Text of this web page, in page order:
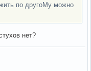
по другоМу можно
нет?